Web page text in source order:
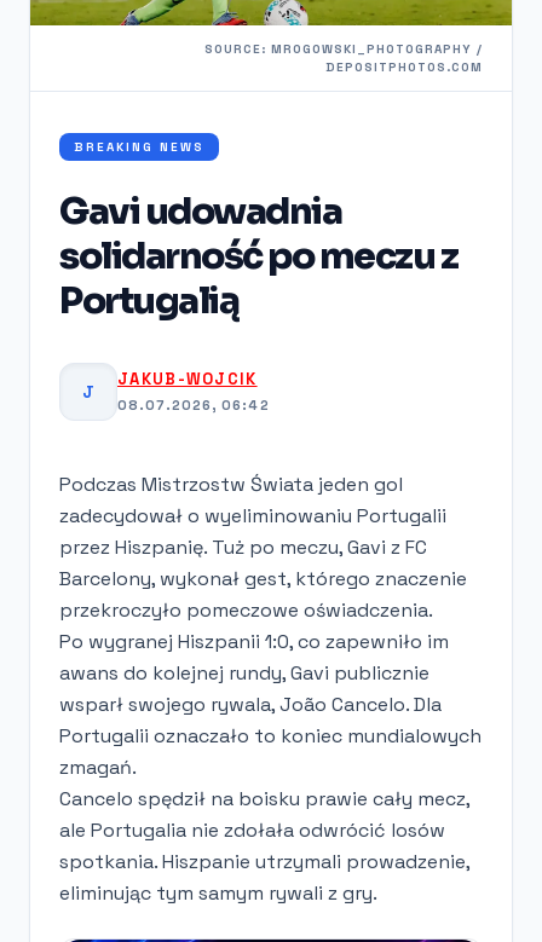
SOURCE: MROGOWSKI_PHOTOGRAPHY /
DEPOSITPHOTOS.COM
BREAKING NEWS
Gavi udowadnia
solidarność po meczu z
Portugalią
J
JAKUB-WOJCIK
08.07.2026, 06:42
Podczas Mistrzostw Świata jeden gol
zadecydował o wyeliminowaniu Portugalii
przez Hiszpanię. Tuż po meczu, Gavi z FC
Barcelony, wykonał gest, którego znaczenie
przekroczyło pomeczowe oświadczenia.
Po wygranej Hiszpanii 1:0, co zapewniło im
awans do kolejnej rundy, Gavi publicznie
wsparł swojego rywala, João Cancelo. Dla
Portugalii oznaczało to koniec mundialowych
zmagań.
Cancelo spędził na boisku prawie cały mecz,
ale Portugalia nie zdołała odwrócić losów
spotkania. Hiszpanie utrzymali prowadzenie,
eliminując tym samym rywali z gry.